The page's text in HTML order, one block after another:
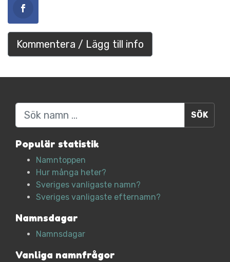
Kommentera / Lägg till info
Sök
Populär statistik
Namntoppen
Hur många heter?
Sveriges vanligaste namn?
Sveriges vanligaste efternamn?
Namnsdagar
Namnsdagar
Vanliga namnfrågor